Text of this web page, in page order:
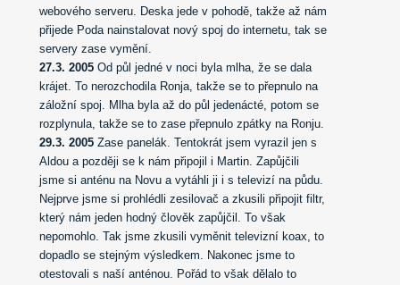
webového serveru. Deska jede v pohodě, takže až nám
přijede Poda nainstalovat nový spoj do internetu, tak se
servery zase vymění.
27.3. 2005 Od půl jedné v noci byla mlha, že se dala
krájet. To nerozchodila Ronja, takže se to přepnulo na
záložní spoj. Mlha byla až do půl jedenácté, potom se
rozplynula, takže se to zase přepnulo zpátky na Ronju.
29.3. 2005 Zase panelák. Tentokrát jsem vyrazil jen s
Aldou a později se k nám připojil i Martin. Zapůjčili
jsme si anténu na Novu a vytáhli ji i s televizí na půdu.
Nejprve jsme si prohlédli zesilovač a zkusili připojit filtr,
který nám jeden hodný člověk zapůjčil. To však
nepomohlo. Tak jsme zkusili vyměnit televizní koax, to
dopadlo se stejným výsledkem. Nakonec jsme to
otestovali s naší anténou. Pořád to však dělalo to